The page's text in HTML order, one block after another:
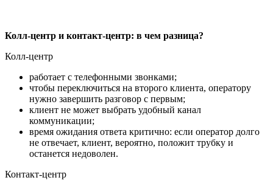
Колл-центр и контакт-центр: в чем разница?
Колл-центр
работает с телефонными звонками;
чтобы переключиться на второго клиента, оператору
нужно завершить разговор с первым;
клиент не может выбрать удобный канал
коммуникации;
время ожидания ответа критично: если оператор долго
не отвечает, клиент, вероятно, положит трубку и
останется недоволен.
Контакт-центр